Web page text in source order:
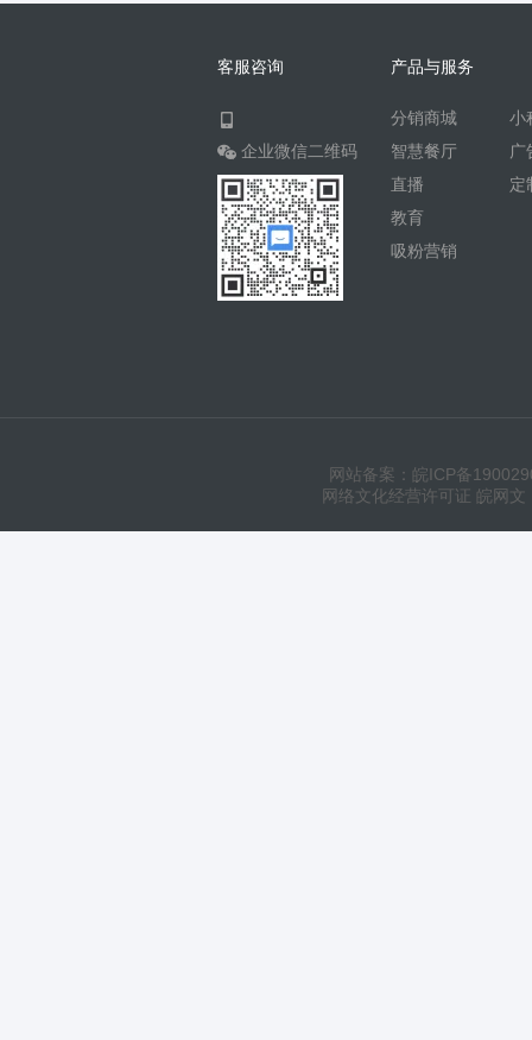
客服咨询
企业微信二维码
产品与服务
分销商城
智慧餐厅
直播
教育
吸粉营销
小
广
定
网站备案：皖ICP备
网络文化经营许可证 皖网